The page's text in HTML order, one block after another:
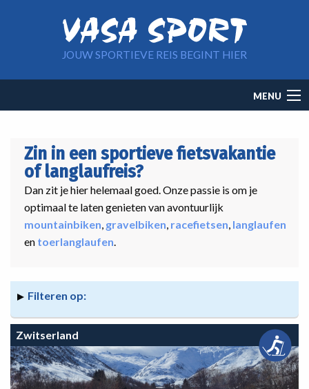
JOUW SPORTIEVE REIS BEGINT HIER
navigation
MENU
Zin in een sportieve fietsvakantie
of langlaufreis?
Dan zit je hier helemaal goed. Onze passie is om je
optimaal te laten genieten van avontuurlijk
mountainbiken, gravelbiken, racefietsen, langlaufen
en toerlanglaufen.
Filteren op:
Zwitserland